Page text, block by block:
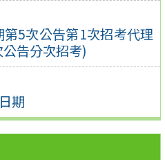
5次公告第1次招考代理
告分次招考)
期